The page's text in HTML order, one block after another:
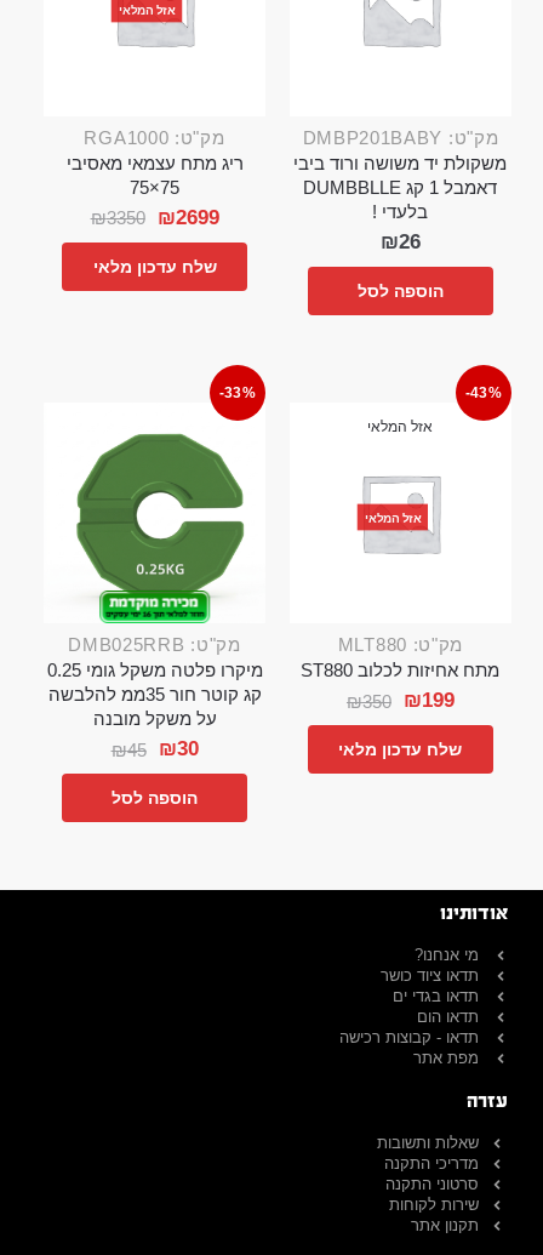
מק"ט: DMBP201BABY
משקולת יד משושה ורוד ביבי
דאמבל 1 קג DUMBBLLE
בלעדי !
₪26
הוספה לסל
אזל המלאי
מק"ט: RGA1000
ריג מתח עצמאי מאסיבי
75×75
₪3350 ₪2699
שלח עדכון מלאי
-43%
אזל המלאי
אזל המלאי
מק"ט: MLT880
מתח אחיזות לכלוב ST880
₪350 ₪199
שלח עדכון מלאי
-33%
מק"ט: DMB025RRB
מיקרו פלטה משקל גומי 0.25
קג קוטר חור 35ממ להלבשה
על משקל מובנה
₪45 ₪30
הוספה לסל
אודותינו
מי אנחנו?
תדאו ציוד כושר
תדאו בגדי ים
תדאו הום
תדאו - קבוצות רכישה
מפת אתר
עזרה
שאלות ותשובות
מדריכי התקנה
סרטוני התקנה
שירות לקוחות
תקנון אתר